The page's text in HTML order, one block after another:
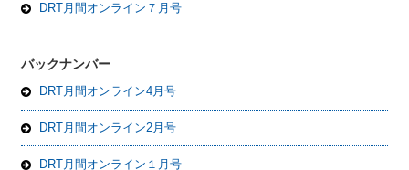
DRT月間オンライン７月号
バックナンバー
DRT月間オンライン4月号
DRT月間オンライン2月号
DRT月間オンライン１月号